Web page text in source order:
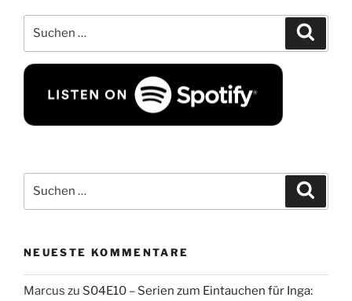
nach:
nach:
NEUESTE KOMMENTARE
Marcus zu S04E10 – Serien zum Eintauchen für Inga: